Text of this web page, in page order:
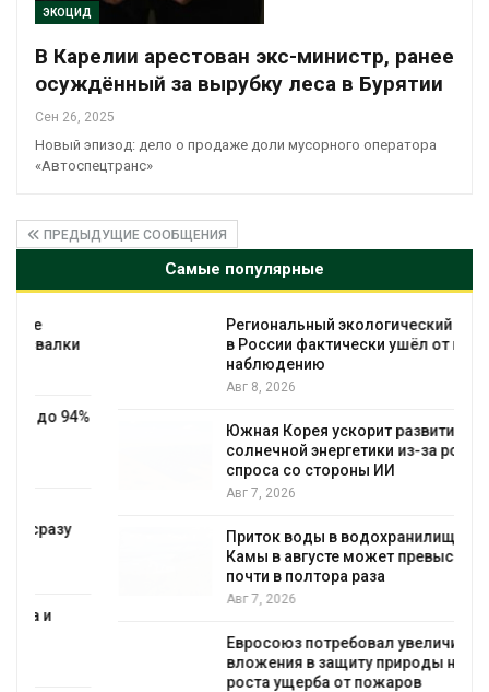
ЭКОЦИД
В Карелии арестован экс-министр, ранее
осуждённый за вырубку леса в Бурятии
Сен 26, 2025
Новый эпизод: дело о продаже доли мусорного оператора
«Автоспецтранс»
ПРЕДЫДУЩИЕ СООБЩЕНИЯ
Самые популярные
Региональный экологический контроль
в России фактически ушёл от проверок к
наблюдению
Южная Корея ускорит развитие
солнечной энергетики из-за роста
спроса со стороны ИИ
Приток воды в водохранилища Волги и
Камы в августе может превысить норму
почти в полтора раза
Евросоюз потребовал увеличить
вложения в защиту природы на фоне
роста ущерба от пожаров